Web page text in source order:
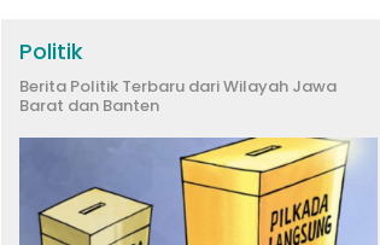
Politik
Berita Politik Terbaru dari Wilayah Jawa
Barat dan Banten